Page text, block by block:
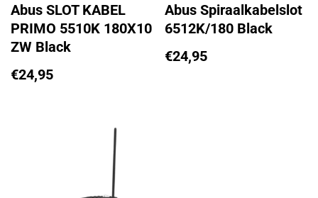
Abus SLOT KABEL
PRIMO 5510K 180X10
ZW Black
€24,95
Abus Spiraalkabelslot
6512K/180 Black
€24,95